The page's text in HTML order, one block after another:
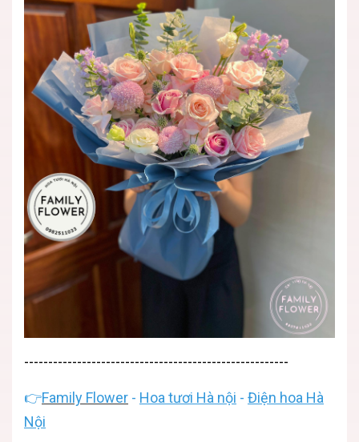
-------------------------------------------------------
👉Family Flower - Hoa tươi Hà nội - Điện hoa Hà
Nội